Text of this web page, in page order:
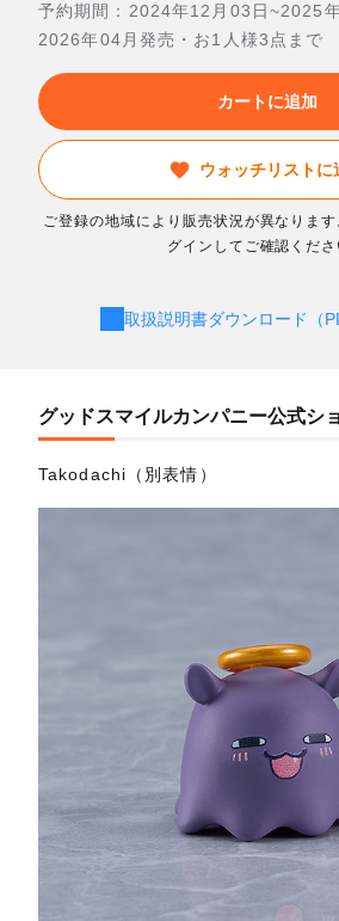
予約期間：2024年12月03日~2025
2026年04月発売・お1人様3点まで
カートに追加
ウォッチリストに
ご登録の地域により販売状況が異なりま
グインしてご確認くださ
取扱説明書ダウンロード（
グッドスマイルカンパニー公式シ
Takodachi（別表情）